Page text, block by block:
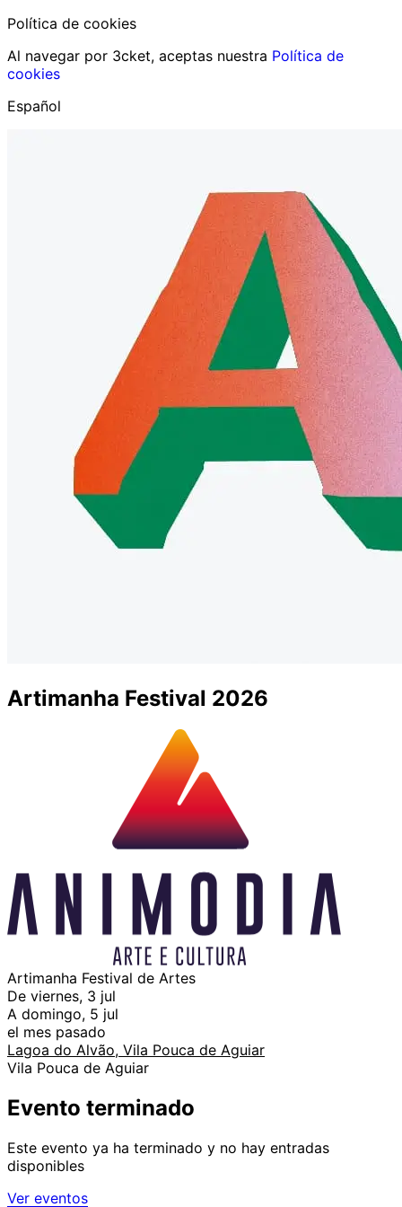
Política de cookies
Al navegar por 3cket, aceptas nuestra Política de
cookies
Español
Artimanha Festival 2026
Artimanha Festival de Artes
De viernes, 3 jul
A domingo, 5 jul
el mes pasado
Lagoa do Alvão, Vila Pouca de Aguiar
Vila Pouca de Aguiar
Evento terminado
Este evento ya ha terminado y no hay entradas
disponibles
Ver eventos